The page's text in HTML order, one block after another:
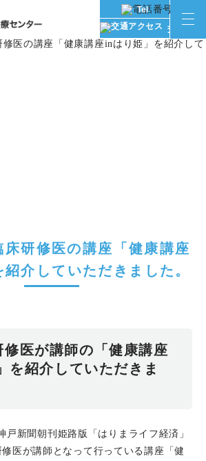
交通アク
Tel
床研修医の講座「健康講座
介していただきました。
修医が講師の「健康講座
を紹介していただきま
新聞朝刊姫路版「はりまライフ経済」
医が講師となって行っている講座「健